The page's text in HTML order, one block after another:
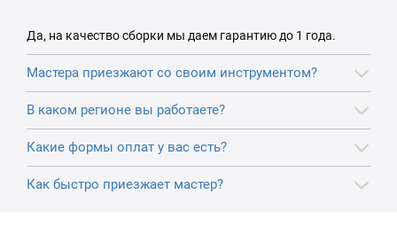
Да, на качество сборки мы даем гарантию до 1 года.
Мастера приезжают со своим инструментом?
В каком регионе вы работаете?
Какие формы оплат у вас есть?
Как быстро приезжает мастер?